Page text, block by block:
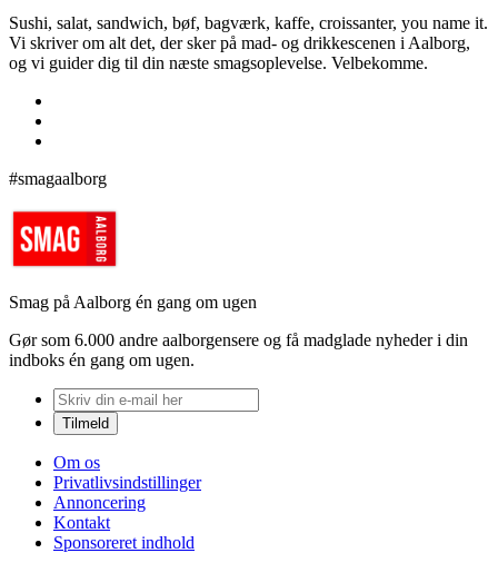
Sushi, salat, sandwich, bøf, bagværk, kaffe, croissanter, you name it.
Vi skriver om alt det, der sker på mad- og drikkescenen i Aalborg,
og vi guider dig til din næste smagsoplevelse. Velbekomme.
#smagaalborg
Smag på Aalborg én gang om ugen
Gør som 6.000 andre aalborgensere og få madglade nyheder i din
indboks én gang om ugen.
Om os
Privatlivsindstillinger
Annoncering
Kontakt
Sponsoreret indhold